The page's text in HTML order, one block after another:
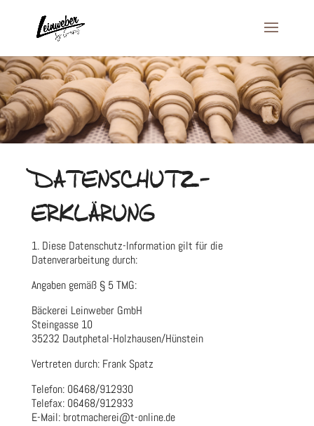
DATENSCHUTZ-
ERKLÄRUNG
1. Diese Datenschutz-Information gilt für die
Datenverarbeitung durch:
Angaben gemäß § 5 TMG:
Bäckerei Leinweber GmbH
Steingasse 10
35232 Dautphetal-Holzhausen/Hünstein
Vertreten durch: Frank Spatz
Telefon: 06468/912930
Telefax: 06468/912933
E-Mail: brotmacherei@t-online.de